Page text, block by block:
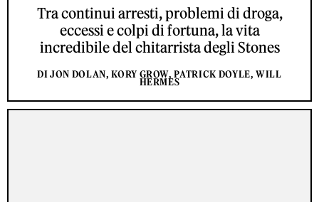
Tra continui arresti, problemi di droga,
eccessi e colpi di fortuna, la vita
incredibile del chitarrista degli Stones
DI JON DOLAN, KORY GROW, PATRICK DOYLE, WILL
HERMES